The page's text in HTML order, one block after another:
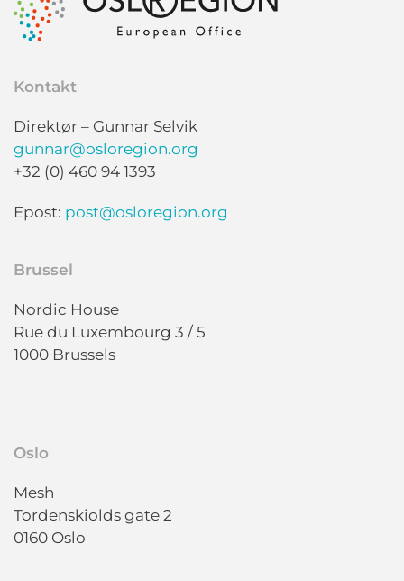
Kontakt
Direktør – Gunnar Selvik
gunnar@osloregion.org
+32 (0) 460 94 1393
Epost: post@osloregion.org
Brussel
Nordic House
Rue du Luxembourg 3 / 5
1000 Brussels
Oslo
Mesh
Tordenskiolds gate 2
0160 Oslo